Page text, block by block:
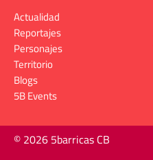
Actualidad
Reportajes
Personajes
Territorio
Blogs
5B Events
© 2026 5barricas CB